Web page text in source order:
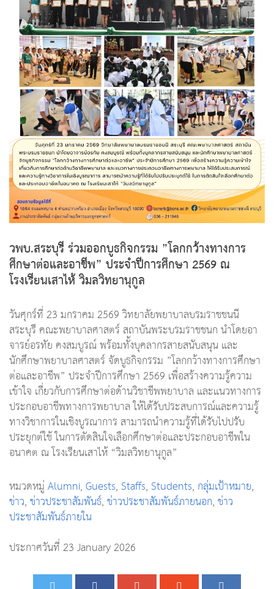
วพบ.สระบุรี ร่วมออกบูธกิจกรรม ”โลกกว้างทางการ
ศึกษาต่อและอาชีพ” ประจำปีการศึกษา 2569ณ
โรงเรียนเสาไห้ วิมลวิทยานุกูล
วันศุกร์ที่ 23 มกราคม 2569 วิทยาลัยพยาบาลบรมราชชนนี
สระบุรี คณะพยาบาลศาสตร์ สถาบันพระบรมราชชนก นำโดยอา
จารย์อรทัย คงสมบูรณ์ พร้อมทั้งบุคลากรสายสนับสนุน และ
นักศึกษาพยาบาลศาสตร์ จัดบูธกิจกรรม ”โลกกว้างทางการศึกษา
ต่อและอาชีพ” ประจำปีการศึกษา 2569 เพื่อสร้างความรู้ความ
เข้าใจ เกี่ยวกับการศึกษาต่อด้านวิชาชีพพยาบาล และแนวทางการ
ประกอบอาชีพทางการพยาบาล ให้ได้รับประสบการณ์และความรู้
ทางวิชาการในเชิงบูรณาการ สามารถนำความรู้ที่ได้รับไปปรับ
ประยุกต์ใช้ ในการตัดสินใจเลือกศึกษาต่อและประกอบอาชีพใน
อนาคต ณ โรงเรียนเสาไห้ “วิมลวิทยานุกูล”
หมวดหมู่Alumni,Guests,Staffs,Students, กลุ่มเป้าหมาย,
ข่าว,ข่าวประชาสัมพันธ์,ข่าวประชาสัมพันธ์ภายนอก,ข่าว
ประชาสัมพันธ์ภายใน
ประกาศวันที่ 23 January 2026